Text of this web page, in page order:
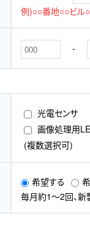
例)○○番地○○ビル
-
光電センサ
画像処理用
(複数選択可)
希望する
毎月約1～2回、新